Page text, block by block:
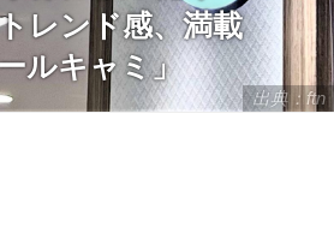
出典：ftn
レンド感、満載
ルキャミ」